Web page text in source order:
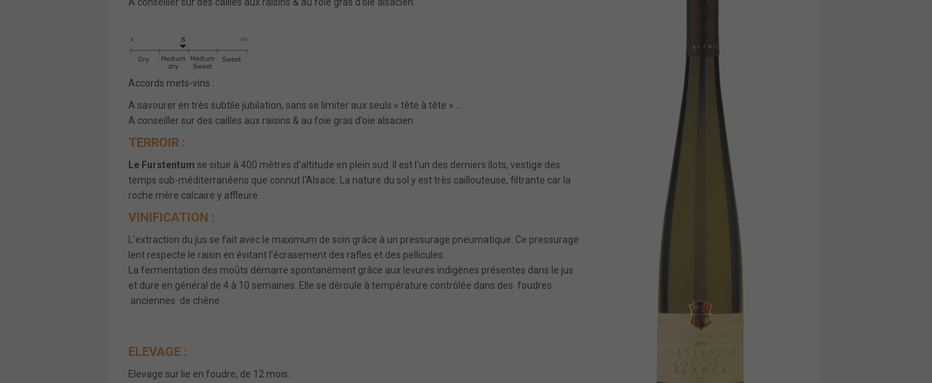
Accords mets-vins :
A savourer en très subtile jubilation, sans se limiter aux seuls « tête à tête » …
A conseiller sur des cailles aux raisins & au foie gras d’oie alsacien.
TERROIR :
Le Furstentum se situe à 400 mètres d'altitude en plein sud. Il est l'un des derniers îlots, vestige des
temps sub-méditerranéens que connut l'Alsace. La nature du sol y est très caillouteuse, filtrante car la
roche mère calcaire y affleure.
VINIFICATION :
L’extraction du jus se fait avec le maximum de soin grâce à un pressurage pneumatique. Ce pressurage
lent respecte le raisin en évitant l’écrasement des rafles et des pellicules.
La fermentation des moûts démarre spontanément grâce aux levures indigènes présentes dans le jus
et dure en général de 4 à 10 semaines. Elle se déroule à température contrôlée dans des foudres
anciennes de chêne .
ELEVAGE :
Elevage sur lie en foudre, de 12 mois.